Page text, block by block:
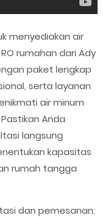
menyediakan air
rumahan dari Ady
paket lengkap
serta layanan
air minum
Anda
langsung
kapasitas
rumah tangga
dan pemesanan: